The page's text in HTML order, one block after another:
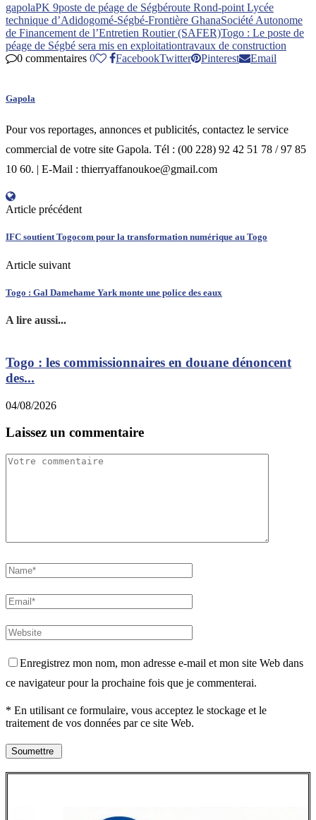
gapolaPK 9poste de péage de Ségbéroute Rond-point Lycée
technique d’Adidogomé-Ségbé-Frontière GhanaSociété Autonome
de Financement de l’Entretien Routier (SAFER)Togo : Le poste de
péage de Ségbé sera mis en exploitationtravaux de construction
0 commentaires 0 FacebookTwitter Pinterest Email
Gapola
Pour vos reportages, annonces et publicités, contactez le service
commercial de votre site Gapola. Tél : (00 228) 92 42 51 78 / 97 85
10 60. | E-Mail : thierryaffanoukoe@gmail.com
Article précédent
IFC soutient Togocom pour la transformation numérique au Togo
Article suivant
Togo : Gal Damehame Yark monte une police des eaux
A lire aussi...
Togo : les commissionnaires en douane dénoncent
des...
04/08/2026
Laissez un commentaire
Enregistrez mon nom, mon adresse e-mail et mon site Web dans
ce navigateur pour la prochaine fois que je commenterai.
* En utilisant ce formulaire, vous acceptez le stockage et le
traitement de vos données par ce site Web.